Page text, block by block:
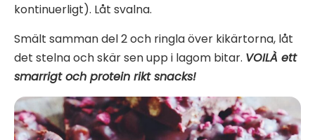
kontinuerligt). Låt svalna.
Smält samman del 2 och ringla över kikärtorna, låt
det stelna och skär sen upp i lagom bitar. VOILÀ ett
smarrigt och protein rikt snacks!